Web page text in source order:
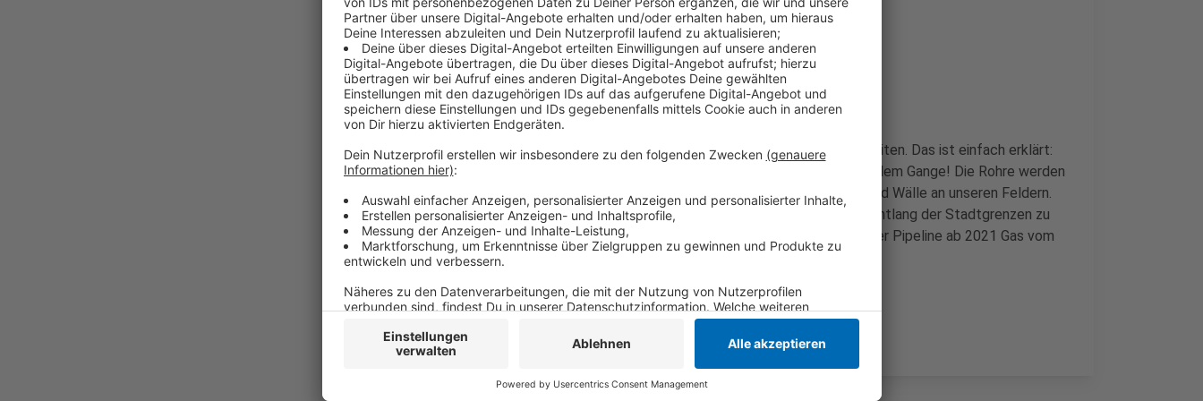
Baustart im April 2019
Anzeige
Hohe Wälle an unseren niederrheinischen Feldern. Überall Bauarbeiten. Das ist einfach erklärt:
die Bauarbeiten für die umstrittene Gaspipeline Zeelink sind in vollem Gange! Die Rohre werden
bei uns unterirdisch verlegt - daher auch die vielen Bauarbeiten und Wälle an unseren Feldern.
Die Rohre werden bei uns durch Kempen, Tönisvorst und Willich entlang der Stadtgrenzen zu
Krefeld führen. Der Gasnetzbetreiber Open Grid Europe will mit der Pipeline ab 2021 Gas vom
belgischen Zeebrügge nach Deutschland bringen.
Anzeige